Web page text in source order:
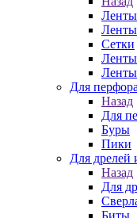
Сетки
Для
Назад
Для
Буры
Пики
Для дрелей
Назад
Для
Биты